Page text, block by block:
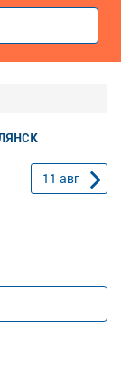
11 авг